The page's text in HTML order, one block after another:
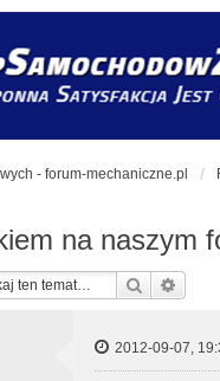
- forum-mechaniczne.pl
na naszym
Szukaj
2012-09-07,